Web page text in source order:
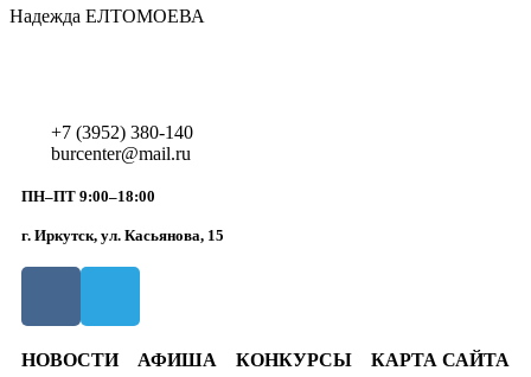
Надежда ЕЛТОМОЕВА
+7 (3952) 380-140
burcenter@mail.ru
ПН–ПТ 9:00–18:00
г. Иркутск, ул. Касьянова, 15
НОВОСТИ АФИША КОНКУРСЫ КАРТА САЙТА